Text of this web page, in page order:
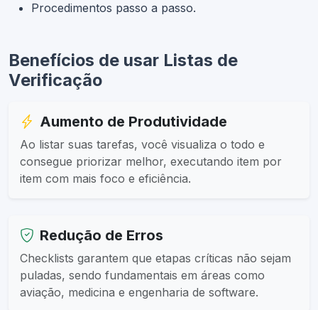
Procedimentos passo a passo.
Benefícios de usar Listas de
Verificação
Aumento de Produtividade
Ao listar suas tarefas, você visualiza o todo e
consegue priorizar melhor, executando item por
item com mais foco e eficiência.
Redução de Erros
Checklists garantem que etapas críticas não sejam
puladas, sendo fundamentais em áreas como
aviação, medicina e engenharia de software.